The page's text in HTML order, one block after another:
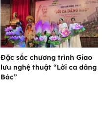
Đặc sắc chương trình Giao
lưu nghệ thuật “Lời ca dâng
Bác”